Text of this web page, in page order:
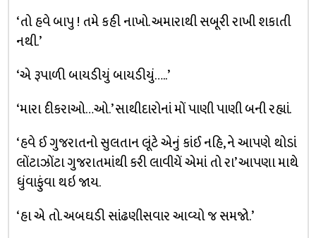
‘તો હવે બાપુ ! તમે કહી નાખો. અમારાથી સબૂરી રાખી શકાતી
નથી.’
‘એ રૂપાળી બાયડીયું બાયડીયું…..’
‘મારા દીકરાઓ…ઓ.’ સાથીદારોનાં મોં પાણી પાણી બની રહ્યાં.
‘હવે ઈ ગુજરાતનો સુલતાન લૂંટે એનું કાંઈ નહિ, ને આપણે થોડાં
લોંટાઝોંટા ગુજરાતમાંથી કરી લાવીયેં એમાં તો રા’ આપણા માથે
ધુંવાફુંવા થઇ જાય.
‘હા એ તો. અબઘડી સાંઢણીસવાર આવ્યો જ સમજો.’